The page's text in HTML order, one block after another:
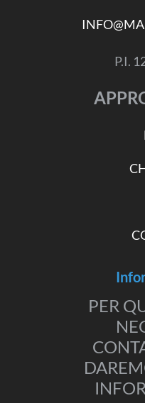
P.I.
PER